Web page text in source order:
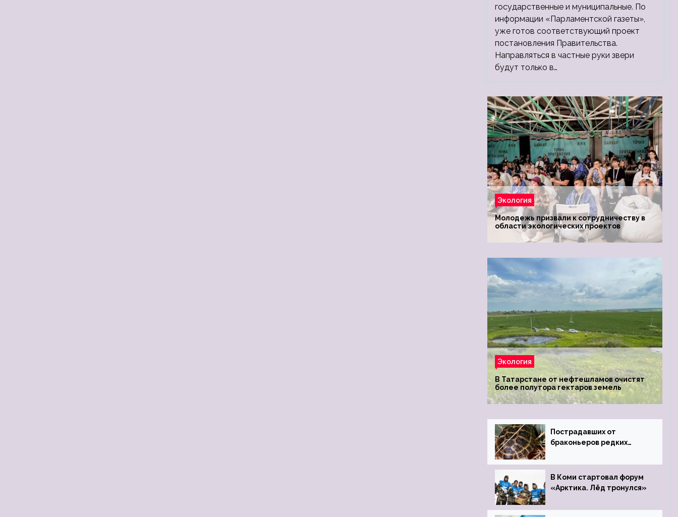
государственные и муниципальные. По
информации «Парламентской газеты»,
уже готов соответствующий проект
постановления Правительства.
Направляться в частные руки звери
будут только в…
Экология
Молодежь призвали к сотрудничеству в
области экологических проектов
Экология
В Татарстане от нефтешламов очистят
более полутора гектаров земель
Пострадавших от
браконьеров редких
Ростовский зоопарк
В Коми стартовал форум
«Арктика. Лёд тронулся»